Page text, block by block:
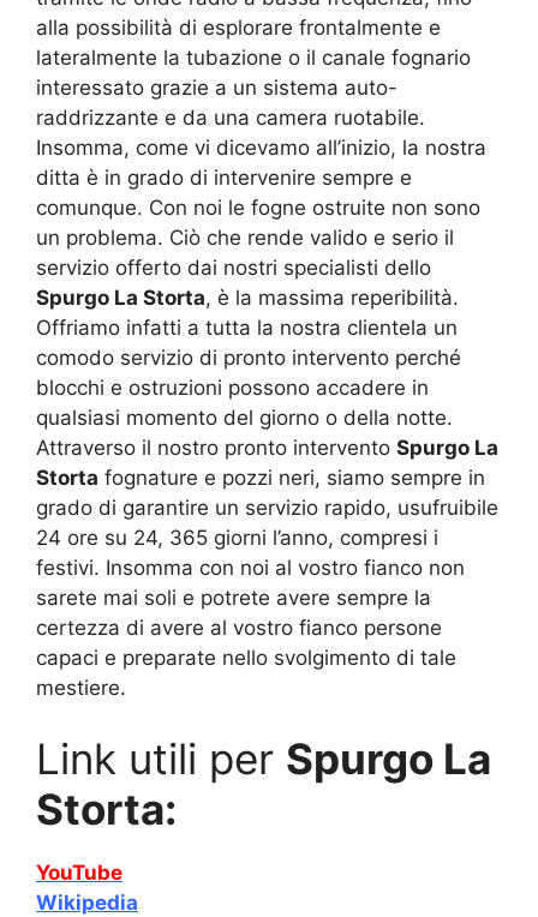
alla possibilità di esplorare frontalmente e
lateralmente la tubazione o il canale fognario
interessato grazie a un sistema auto-
raddrizzante e da una camera ruotabile.
Insomma, come vi dicevamo all’inizio, la nostra
ditta è in grado di intervenire sempre e
comunque. Con noi le fogne ostruite non sono
un problema. Ciò che rende valido e serio il
servizio offerto dai nostri specialisti dello
Spurgo La Storta, è la massima reperibilità.
Offriamo infatti a tutta la nostra clientela un
comodo servizio di pronto intervento perché
blocchi e ostruzioni possono accadere in
qualsiasi momento del giorno o della notte.
Attraverso il nostro pronto intervento Spurgo La
Storta fognature e pozzi neri, siamo sempre in
grado di garantire un servizio rapido, usufruibile
24 ore su 24, 365 giorni l’anno, compresi i
festivi. Insomma con noi al vostro fianco non
sarete mai soli e potrete avere sempre la
certezza di avere al vostro fianco persone
capaci e preparate nello svolgimento di tale
mestiere.
Link utili per Spurgo La
Storta:
YouTube
Wikipedia